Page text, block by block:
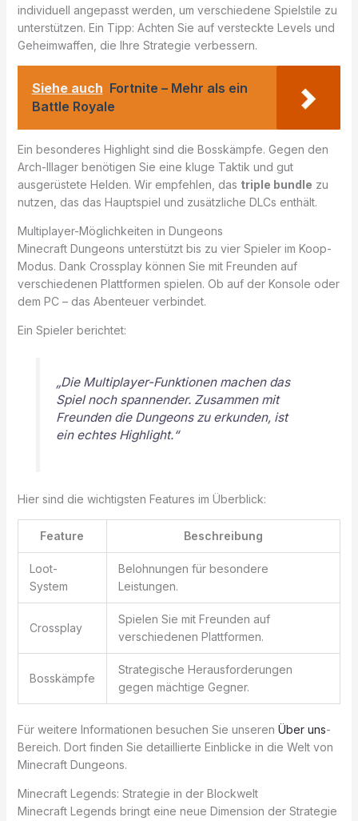
individuell angepasst werden, um verschiedene Spielstile zu
unterstützen. Ein Tipp: Achten Sie auf versteckte Levels und
Geheimwaffen, die Ihre Strategie verbessern.
Siehe auch Fortnite – Mehr als ein
Battle Royale
Ein besonderes Highlight sind die Bosskämpfe. Gegen den
Arch-Illager benötigen Sie eine kluge Taktik und gut
ausgerüstete Helden. Wir empfehlen, das triple bundle zu
nutzen, das das Hauptspiel und zusätzliche DLCs enthält.
Multiplayer-Möglichkeiten in Dungeons
Minecraft Dungeons unterstützt bis zu vier Spieler im Koop-
Modus. Dank Crossplay können Sie mit Freunden auf
verschiedenen Plattformen spielen. Ob auf der Konsole oder
dem PC – das Abenteuer verbindet.
Ein Spieler berichtet:
„Die Multiplayer-Funktionen machen das
Spiel noch spannender. Zusammen mit
Freunden die Dungeons zu erkunden, ist
ein echtes Highlight.“
Hier sind die wichtigsten Features im Überblick:
Feature Beschreibung
Loot-
System
Belohnungen für besondere
Leistungen.
Crossplay
Spielen Sie mit Freunden auf
verschiedenen Plattformen.
Bosskämpfe
Strategische Herausforderungen
gegen mächtige Gegner.
Für weitere Informationen besuchen Sie unseren Über uns-
Bereich. Dort finden Sie detaillierte Einblicke in die Welt von
Minecraft Dungeons.
Minecraft Legends: Strategie in der Blockwelt
Minecraft Legends bringt eine neue Dimension der Strategie